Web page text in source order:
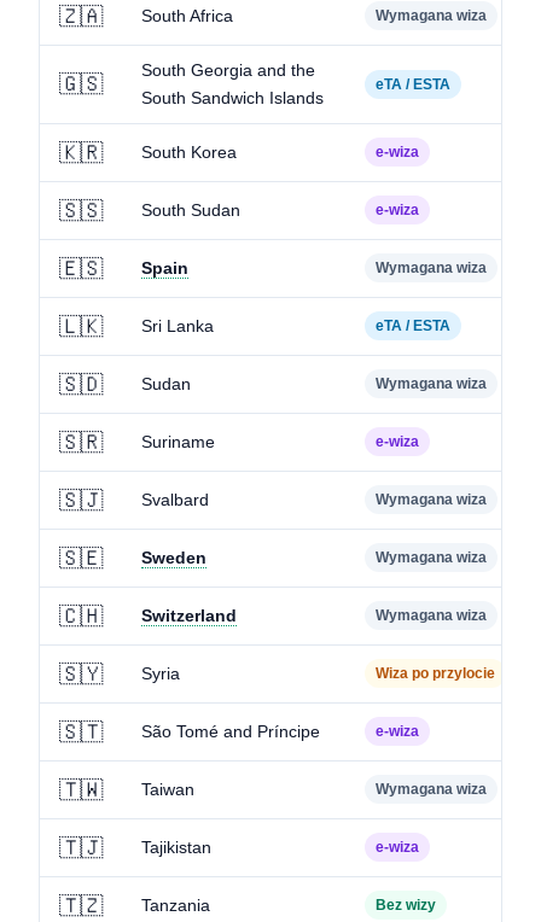
🇿🇦 South Africa Wymagana wiza
🇬🇸
South Georgia and the
South Sandwich Islands
eTA / ESTA
🇰🇷 South Korea e-wiza
🇸🇸 South Sudan e-wiza
🇪🇸 Spain Wymagana wiza
🇱🇰 Sri Lanka eTA / ESTA
🇸🇩 Sudan Wymagana wiza
🇸🇷 Suriname e-wiza
🇸🇯 Svalbard Wymagana wiza
🇸🇪 Sweden Wymagana wiza
🇨🇭 Switzerland Wymagana wiza
🇸🇾 Syria Wiza po przylocie
🇸🇹 São Tomé and Príncipe e-wiza
🇹🇼 Taiwan Wymagana wiza
🇹🇯 Tajikistan e-wiza
🇹🇿 Tanzania Bez wizy